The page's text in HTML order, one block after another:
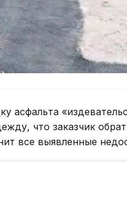
асфальта
что заказчик
все выявленные